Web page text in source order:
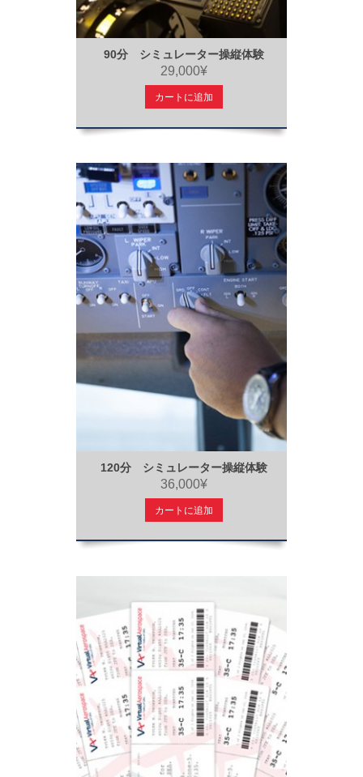
90分 シミュレーター操縦体験
29,000¥
カートに追加
120分 シミュレーター操縦体験
36,000¥
カートに追加